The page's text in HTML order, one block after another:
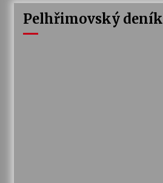
Pelhřimovský deník